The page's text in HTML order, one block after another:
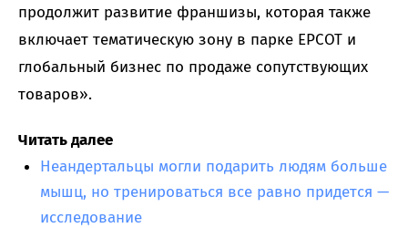
продолжит развитие франшизы, которая также
включает тематическую зону в парке EPCOT и
глобальный бизнес по продаже сопутствующих
товаров».
Читать далее
Неандертальцы могли подарить людям больше
мышц, но тренироваться все равно придется —
исследование